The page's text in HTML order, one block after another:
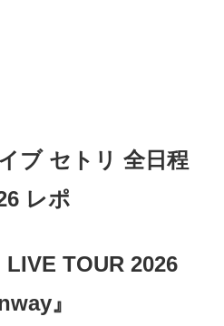
ブ セトリ 全日程
レポ
LIVE TOUR 2026
』